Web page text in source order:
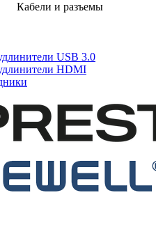
Кабели и разъемы
USB 3.0
HDMI